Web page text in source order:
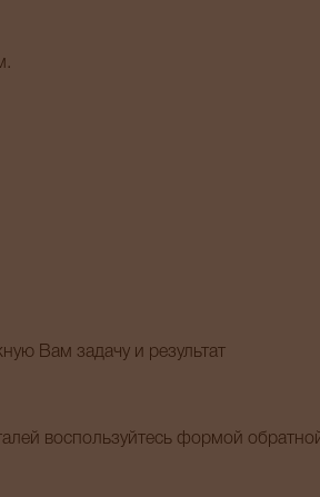
Вам задачу и результат
воспользуйтесь формой